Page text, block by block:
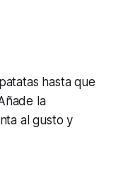
hasta que
la
al gusto y